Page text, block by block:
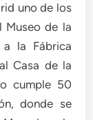
uno de los
Museo de la
a la Fábrica
Casa de la
cumple 50
donde se